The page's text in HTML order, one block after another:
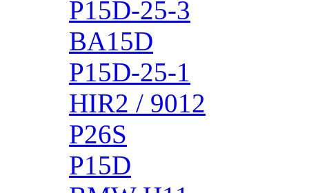
P15D-25-3
BA15D
P15D-25-1
HIR2 / 9012
P26S
P15D